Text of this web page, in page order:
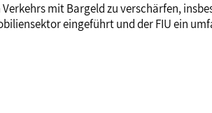
mit Bargeld zu verschärfen,
eingeführt und der FIU ein